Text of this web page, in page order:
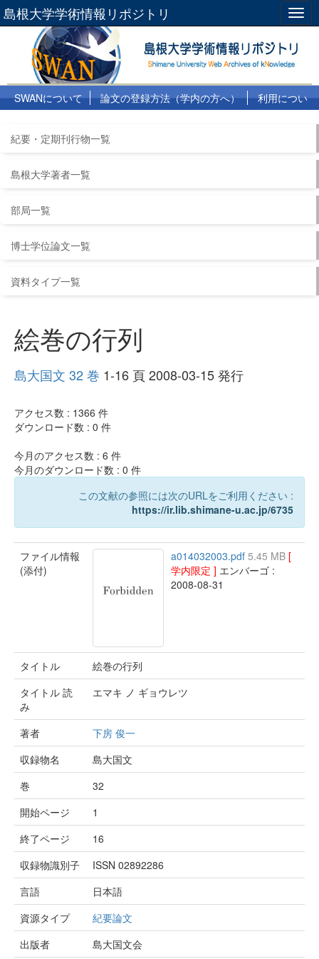
島根大学学術情報リポジトリ
SWANについて 論文の登録方法（学内の方へ）
利用につい
紀要・定期刊行物一覧
島根大学著者一覧
部局一覧
博士学位論文一覧
資料タイプ一覧
絵巻の行列
島大国文 32 巻 1-16 頁 2008-03-15 発行
アクセス数 : 1366 件
ダウンロード数 : 0 件
今月のアクセス数 : 6 件
今月のダウンロード数 : 0 件
この文献の参照には次のURLをご利用ください :
https://ir.lib.shimane-u.ac.jp/6735
ファイル情報
(添付)
a014032003.pdf 5.45 MB [
学内限定 ] エンバーゴ :
2008-08-31
タイトル
絵巻の行列
タイトル 読
み
エマキ ノ ギョウレツ
著者
下房 俊一
収録物名
島大国文
巻
32
開始ページ
1
終了ページ
16
収録物識別子
ISSN 02892286
言語
日本語
資源タイプ
紀要論文
出版者
島大国文会